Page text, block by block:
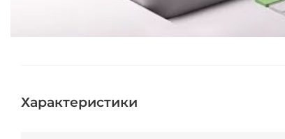
Характеристики